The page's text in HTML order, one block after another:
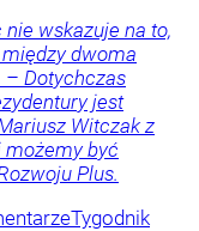
wskazuje na to,
dwoma
Dotychczas
jest
Witczak z
możemy być
Plus.
Tygodnik